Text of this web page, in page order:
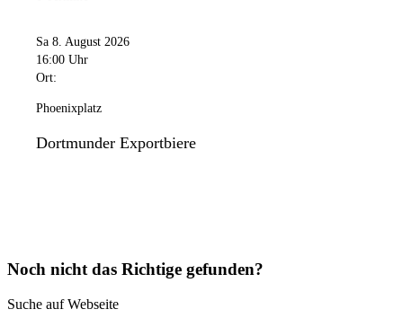
Sa 8. August 2026
16:00 Uhr
Ort:
Phoenixplatz
Dortmunder Exportbiere
Noch nicht das Richtige gefunden?
Suche auf Webseite